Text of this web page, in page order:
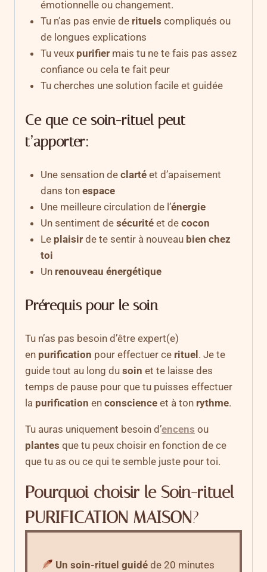
émotionnelle ou changement.
Tu n’as pas envie de rituels compliqués ou
de longues explications
Tu veux purifier mais tu ne te fais pas assez
confiance ou cela te fait peur
Tu cherches une solution facile et guidée
Ce que ce soin-rituel peut
t’apporter:
Une sensation de clarté et d’apaisement
dans ton espace
Une meilleure circulation de l’énergie
Un sentiment de sécurité et de cocon
Le plaisir de te sentir à nouveau bien chez
toi
Un renouveau énergétique
Prérequis pour le soin
Tu n’as pas besoin d’être expert(e)
en purification pour effectuer ce rituel . Je te
guide tout au long du soin et te laisse des
temps de pause pour que tu puisses effectuer
la purification en conscience et à ton rythme.
Tu auras uniquement besoin d’encens ou
plantes que tu peux choisir en fonction de ce
que tu as ou ce qui te semble juste pour toi.
Pourquoi choisir le Soin-rituel
PURIFICATION MAISON?
Un soin-rituel guidé de 20 minutes